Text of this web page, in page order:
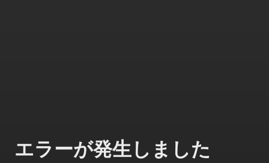
エラーが発生しました